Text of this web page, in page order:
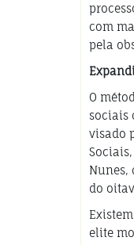
com
pela
O
sociais
visado
Nunes,
do
elite